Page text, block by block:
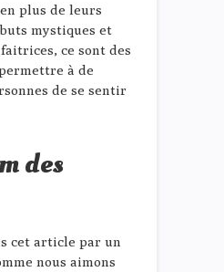
plus de leurs
mystiques et
ce sont des
à de
de se sentir
des
cet article par un
nous aimons